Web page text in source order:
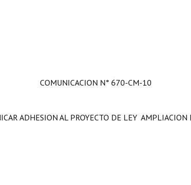
COMUNICACION N° 670-CM-10
ADHESION AL PROYECTO DE LEY AMPLIACION